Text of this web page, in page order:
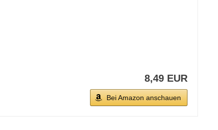
8,49 EUR
Bei Amazon anschauen